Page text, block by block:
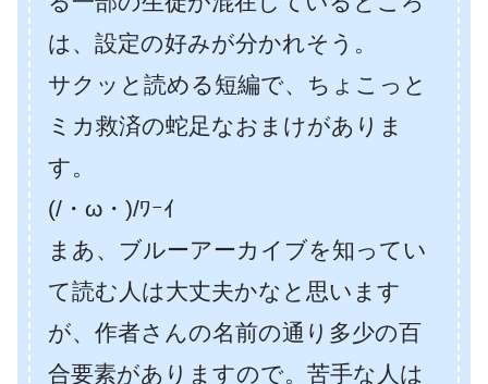
は、設定の好みが分かれそう。
サクッと読める短編で、ちょこっと
ミカ救済の蛇足なおまけがありま
す。
(/・ω・)/ﾜｰｲ
まあ、ブルーアーカイブを知ってい
て読む人は大丈夫かなと思います
が、作者さんの名前の通り多少の百
合要素がありますので。苦手な人は